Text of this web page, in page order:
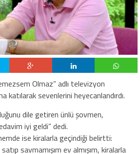
Olmaz” adlı televizyon
katılarak sevenlerini heyecanlandırdı.
dile getiren ünlü şovmen,
iyi geldi” dedi.
ise kiralarla geçindiği belirtti:
savmamışım ev almışım, kiralarla